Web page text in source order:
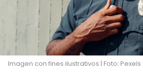
Imagen con fines ilustrativos | Foto: Pexels